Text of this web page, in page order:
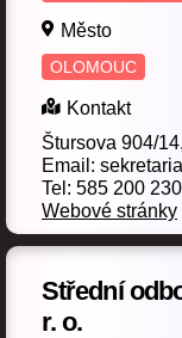
Mechanik
Mechanik
(1)
Mechanik
Mechanik
Mechanik
Mechanik strojů
Mechanizace a
Město
OLOMOUC
Kontakt
Štursova 904/
Email:
Tel: 585 200 230
Webové stránky
Střední
r. o.